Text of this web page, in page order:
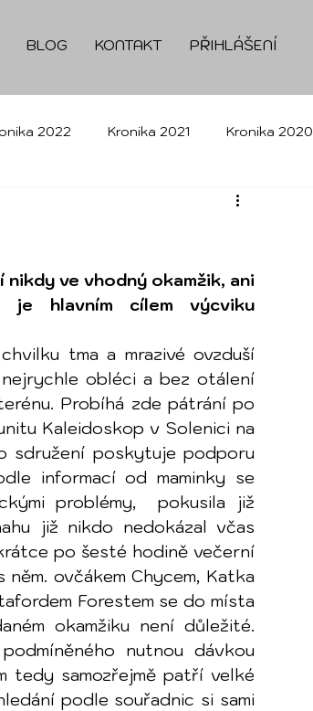
BLOG KONTAKT PŘIHLÁŠENÍ
2022 Kronika 2021 Kronika 2020
ve vhodný okamžik, ani
je hlavním cílem výcviku
tma a mrazivé ovzduší
obléci a bez otálení
Probíhá zde pátrání po
Kaleidoskop v Solenici na
sdružení poskytuje podporu
informací od maminky se
problémy,  pokusila již
již nikdo nedokázal včas
po šesté hodině večerní
ovčákem Chycem, Katka
Forestem se do místa
okamžiku není důležité.
nutnou dávkou
tedy samozřejmě patří velké
podle souřadnic si sami